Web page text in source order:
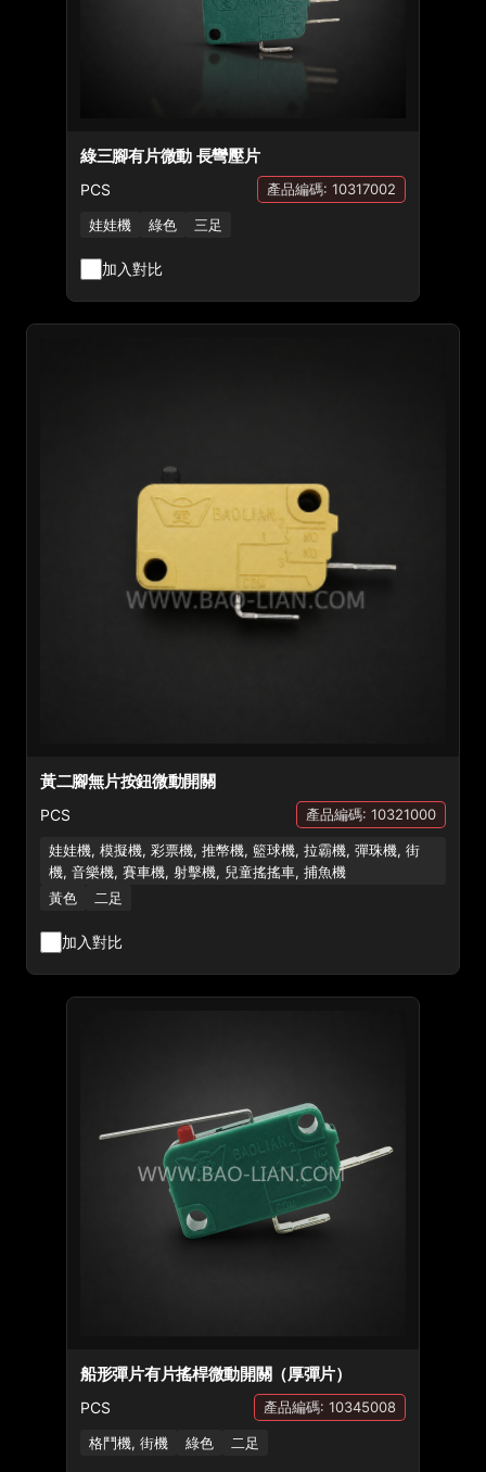
綠三腳有片微動 長彎壓片
PCS 產品編碼: 10317002
娃娃機 綠色 三足
加入對比
黃二腳無片按鈕微動開關
PCS 產品編碼: 10321000
娃娃機, 模擬機, 彩票機, 推幣機, 籃球機, 拉霸機, 彈珠機, 街
機, 音樂機, 賽車機, 射擊機, 兒童搖搖車, 捕魚機
黃色
二足
加入對比
船形彈片有片搖桿微動開關（厚彈片）
PCS 產品編碼: 10345008
格鬥機, 街機 綠色 二足